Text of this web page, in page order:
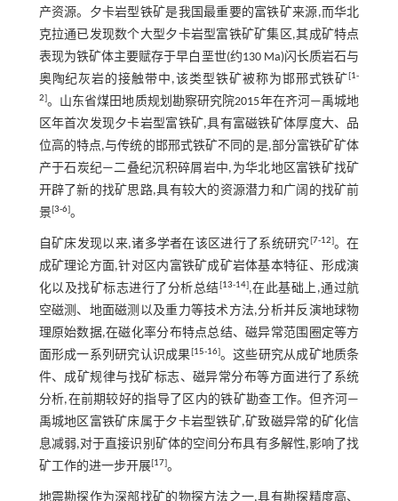
产资源。夕卡岩型铁矿是我国最重要的富铁矿来源,而华北
克拉通已发现数个大型夕卡岩型富铁矿矿集区,其成矿特点
表现为铁矿体主要赋存于早白垩世(约130 Ma)闪长质岩石与
奥陶纪灰岩的接触带中,该类型铁矿被称为邯邢式铁矿[1-
2]。山东省煤田地质规划勘察研究院2015年在齐河—禹城地
区年首次发现夕卡岩型富铁矿,具有富磁铁矿体厚度大、品
位高的特点,与传统的邯邢式铁矿不同的是,部分富铁矿矿体
产于石炭纪—二叠纪沉积碎屑岩中,为华北地区富铁矿找矿
开辟了新的找矿思路,具有较大的资源潜力和广阔的找矿前
景[3-6]。
自矿床发现以来,诸多学者在该区进行了系统研究[7-12]。在
成矿理论方面,针对区内富铁矿成矿岩体基本特征、形成演
化以及找矿标志进行了分析总结 [13-14],在此基础上,通过航
空磁测、地面磁测以及重力等技术方法,分析并反演地球物
理原始数据,在磁化率分布特点总结、磁异常范围圈定等方
面形成一系列研究认识成果[15-16]。这些研究从成矿地质条
件、成矿规律与找矿标志、磁异常分布等方面进行了系统
分析,在前期较好的指导了区内的铁矿勘查工作。但齐河—
禹城地区富铁矿床属于夕卡岩型铁矿,矿致磁异常的矿化信
息减弱,对于直接识别矿体的空间分布具有多解性,影响了找
矿工作的进一步开展[17]。
地震勘探作为深部找矿的物探方法之一,具有勘探精度高、